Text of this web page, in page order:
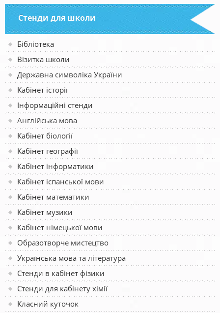
Стенди для школи
Бібліотека
Візитка школи
Державна символіка України
Кабінет історії
Інформаційні стенди
Англійська мова
Кабінет біології
Кабінет географії
Кабінет інформатики
Кабінет іспанської мови
Кабінет математики
Кабінет музики
Кабінет німецької мови
Образотворче мистецтво
Українська мова та література
Стенди в кабінет фізики
Стенди для кабінету хімії
Класний куточок